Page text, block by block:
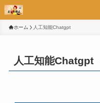
ホーム 人工知能Chatgpt
人工知能Chatgpt